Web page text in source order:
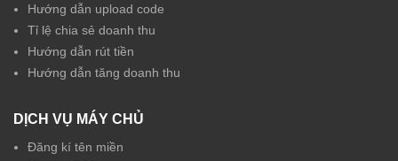
Hướng dẫn upload code
Tỉ lệ chia sẻ doanh thu
Hướng dẫn rút tiền
Hướng dẫn tăng doanh thu
DỊCH VỤ MÁY CHỦ
Đăng kí tên miền